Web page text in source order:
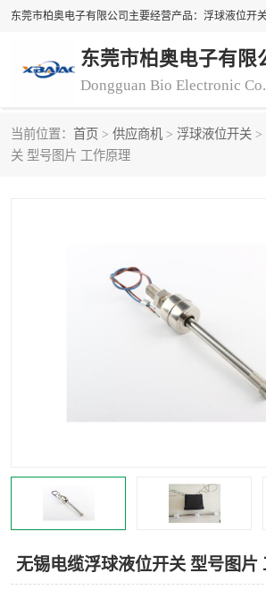
东莞市柏奥电子有限
Dongguan Bio Electronic
当前位置： 首页 > 供应商机 > 浮球液位开关 >
关 型号图片 工作原理
无锡电缆浮球液位开关 型号图片
浮球液位开关